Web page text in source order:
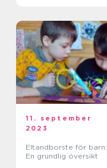
11. september
2023
Eltandborste för barn:
En grundlig översikt